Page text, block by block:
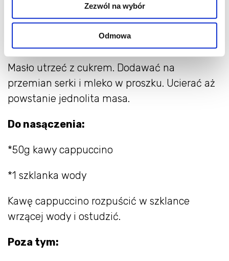
Zezwól na wybór
Odmowa
*120g mleka w proszku (niebieskie)
*3/4 szklanki cukru pudru
Masło utrzeć z cukrem. Dodawać na
przemian serki i mleko w proszku. Ucierać aż
powstanie jednolita masa.
Do nasączenia:
*50g kawy cappuccino
*1 szklanka wody
Kawę cappuccino rozpuścić w szklance
wrzącej wody i ostudzić.
Poza tym: